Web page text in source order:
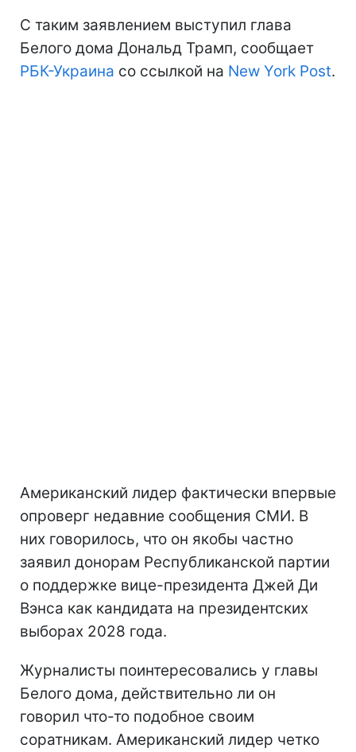
С таким заявлением выступил глава
Белого дома Дональд Трамп, сообщает
РБК-Украина со ссылкой на New York Post.
Американский лидер фактически впервые
опроверг недавние сообщения СМИ. В
них говорилось, что он якобы частно
заявил донорам Республиканской партии
о поддержке вице-президента Джей Ди
Вэнса как кандидата на президентских
выборах 2028 года.
Журналисты поинтересовались у главы
Белого дома, действительно ли он
говорил что-то подобное своим
соратникам. Американский лидер четко